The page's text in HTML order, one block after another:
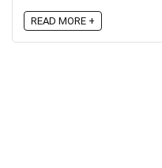
READ MORE +